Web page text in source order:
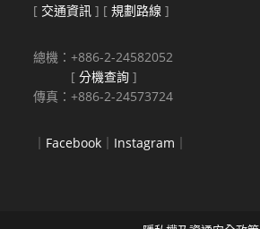
[ 交通資訊 ] [規劃路線 ]
總機：+886-2-24582052
[分機查詢 ]
傳真：+886-2-24573724
｜ Facebook ｜ Instagram ｜